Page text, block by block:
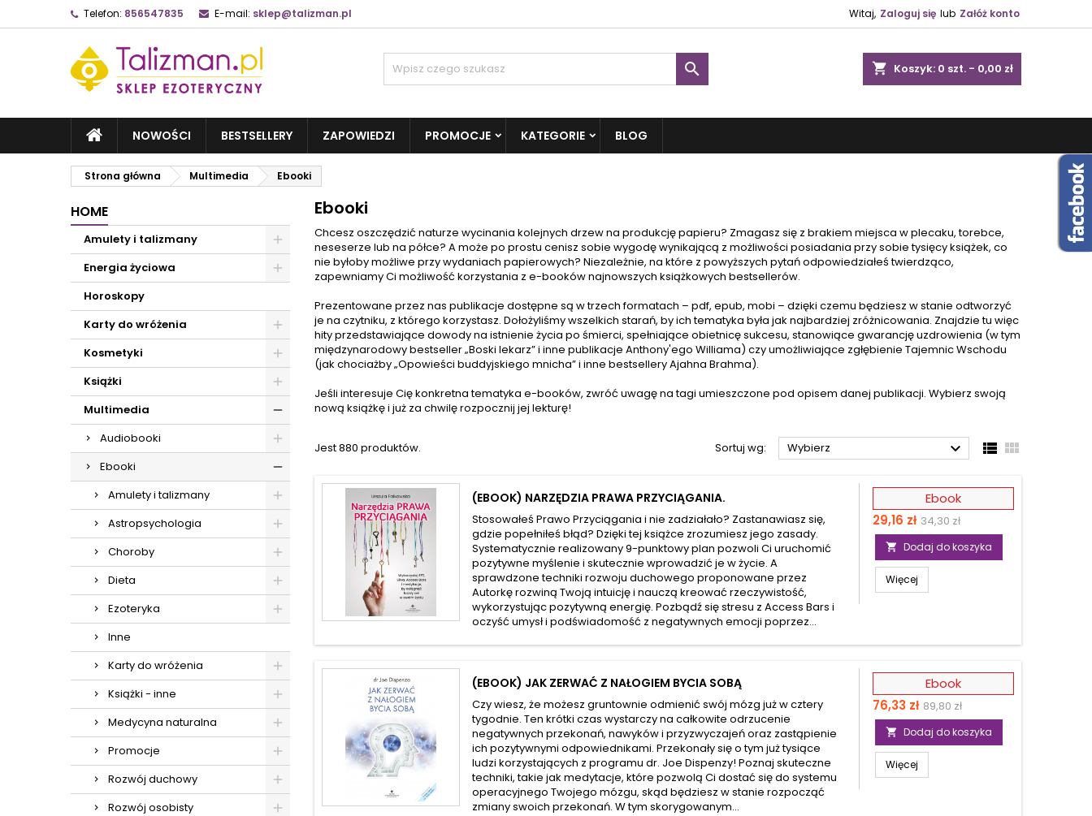
Telefon: 856547835 E-mail: sklep@talizman.pl Witaj, Zaloguj się lub Załóż konto
shopping_cart Koszyk: 0 szt. - 0,00 zł

NOWOŚCI BESTSELLERY ZAPOWIEDZI PROMOCJE KATEGORIE BLOG
Strona główna Multimedia Ebooki
HOME
Amulety i talizmany
Energia życiowa
Horoskopy
Karty do wróżenia
Kosmetyki
Książki
Multimedia
Audiobooki
Ebooki
Amulety i talizmany
Astropsychologia
Choroby
Dieta
Ezoteryka
Inne
Karty do wróżenia
Książki - inne
Medycyna naturalna
Promocje
Rozwój duchowy
Rozwój osobisty
Ebooki
Chcesz oszczędzić naturze wycinania kolejnych drzew na produkcję papieru? Zmagasz się z brakiem miejsca w plecaku, torebce,
neseserze lub na półce? A może po prostu cenisz sobie wygodę wynikającą z możliwości posiadania przy sobie tysięcy książek, co
nie byłoby możliwe przy wydaniach papierowych? Niezależnie, na które z powyższych pytań odpowiedziałeś twierdząco,
zapewniamy Ci możliwość korzystania z e-booków najnowszych książkowych bestsellerów.
Prezentowane przez nas publikacje dostępne są w trzech formatach – pdf, epub, mobi – dzięki czemu będziesz w stanie odtworzyć
je na czytniku, z którego korzystasz. Dołożyliśmy wszelkich starań, by ich tematyka była jak najbardziej zróżnicowania. Znajdzie tu więc
hity przedstawiające dowody na istnienie życia po śmierci, spełniające obietnicęsukcesu, stanowiące gwarancjęuzdrowienia (w tym
międzynarodowy bestseller „Boski lekarz” i inne publikacje Anthony'ego Williama) czy umożliwiające zgłębienie Tajemnic Wschodu
(jak chociażby „Opowieści buddyjskiego mnicha” i inne bestsellery Ajahna Brahma).
Jeśli interesuje Cię konkretna tematyka e-booków, zwróć uwagę na tagi umieszczone pod opisem danej publikacji. Wybierz swoją
nową książkę i już za chwilę rozpocznij jej lekturę!
Jest 880 produktów. Sortuj wg: Wybierz   
(EBOOK) NARZĘDZIA PRAWA PRZYCIĄGANIA.
Stosowałeś Prawo Przyciągania i nie zadziałało? Zastanawiasz się,
gdzie popełniłeś błąd? Dzięki tej książce zrozumiesz jego zasady.
Systematycznie realizowany 9-punktowy plan pozwoli Ci uruchomić
pozytywne myślenie i skutecznie wprowadzić je w życie. A
sprawdzone techniki rozwoju duchowego proponowane przez
Autorkę rozwiną Twoją intuicję i nauczą kreować rzeczywistość,
wykorzystując pozytywną energię. Pozbądź się stresu z Access Bars i
oczyść umysł i podświadomość z negatywnych emocji poprzez...
Ebook
Cena
29,16 zł Cena
podstawowa
34,30 zł
 Dodaj do koszyka
Więcej
(EBOOK) JAK ZERWAĆ Z NAŁOGIEM BYCIA SOBĄ
Czy wiesz, że możesz gruntownie odmienić swój mózg już w cztery
tygodnie. Ten krótki czas wystarczy na całkowite odrzucenie
negatywnych przekonań, nawyków i przyzwyczajeń oraz zastąpienie
ich pozytywnymi odpowiednikami. Przekonały się o tym już tysiące
ludzi korzystających z programu dr. Joe Dispenzy! Poznaj skuteczne
techniki, takie jak medytacje, które pozwolą Ci dostać się do systemu
operacyjnego Twojego mózgu, skąd będziesz w stanie rozpocząć
zmiany swoich przekonań. W tym skorygowanym...
Ebook
Cena
76,33 zł Cena
podstawowa
89,80 zł
 Dodaj do koszyka
Więcej